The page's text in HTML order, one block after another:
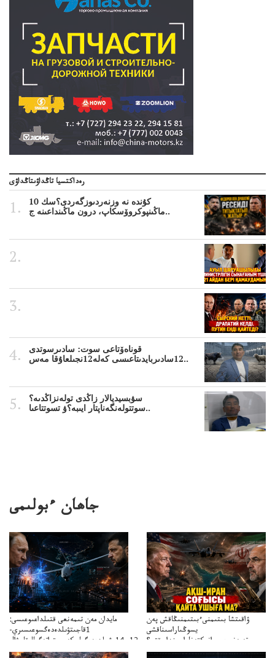
رەداكتسيا تاڭداۋىتاڭداۋى
10 كۇندە نە وزنەردىوزگەردى؟سك
ماڭىنپوكروۆسكاپ، درون ماڭىنداعىنە ج..
قوناەۆتاعى سوت: سادىرسوتدى
12سادىربايدىتاعىسى كەلە12نجىلعاۇقا مەس..
سۋبسيديالار زاڭدى تولەنزاڭدىە؟
سوتتولەنگەناپتار ايىبە؟ۋ تسوتتاعىا..
جاھان ءبولىمى
مايدان مەن تىمەنعى قتىلداعىوعىسى:
1قاجىتۋىلدەدەگسوعىسىري-
سترات12ي14ىشىلدەدەگىاسكەريستراتەگيالىقاحۋال
ۋاقىتشا بىتىمنىءبىتىمنىڭاقش پەن
يسوڭىاراسىناقشى
تەپەنىرەسيرانىكتەناراسىنداعىقتى؟
تەكەتىرەسنەلىكتەنقايتاۋشىقتى؟